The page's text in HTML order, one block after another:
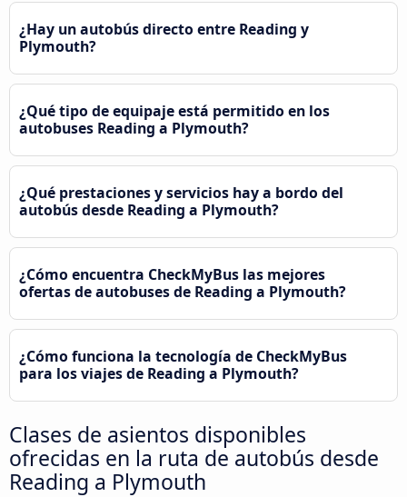
¿Hay un autobús directo entre Reading y
Plymouth?
¿Qué tipo de equipaje está permitido en los
autobuses Reading a Plymouth?
¿Qué prestaciones y servicios hay a bordo del
autobús desde Reading a Plymouth?
¿Cómo encuentra CheckMyBus las mejores
ofertas de autobuses de Reading a Plymouth?
¿Cómo funciona la tecnología de CheckMyBus
para los viajes de Reading a Plymouth?
Clases de asientos disponibles
ofrecidas en la ruta de autobús desde
Reading a Plymouth